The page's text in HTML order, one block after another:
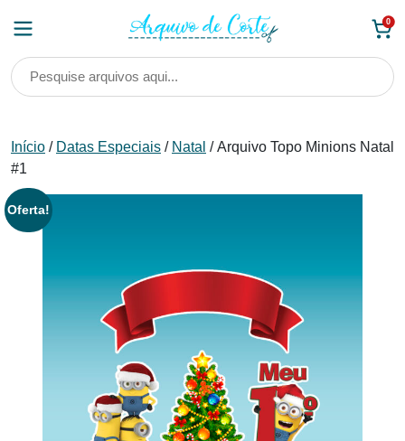
0
Início / Datas Especiais / Natal / Arquivo Topo Minions Natal
#1
Oferta!